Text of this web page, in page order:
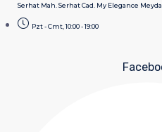
Serhat Mah. Serhat Cad. My Elegance
Pzt - Cmt, 10:00 - 19:00